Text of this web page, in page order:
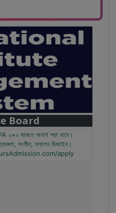
Board
ইউনিভার্সিটিতে অনার্স পড়ার সুযোগ।
মোট খরচ ২ লক্ষ থেকে ৫ লক্ষ টাকা।
apply
থাকলে অনার্স পড়া যাবে।
সংগীত, ফ্যাশন ডিজাইন।
apply